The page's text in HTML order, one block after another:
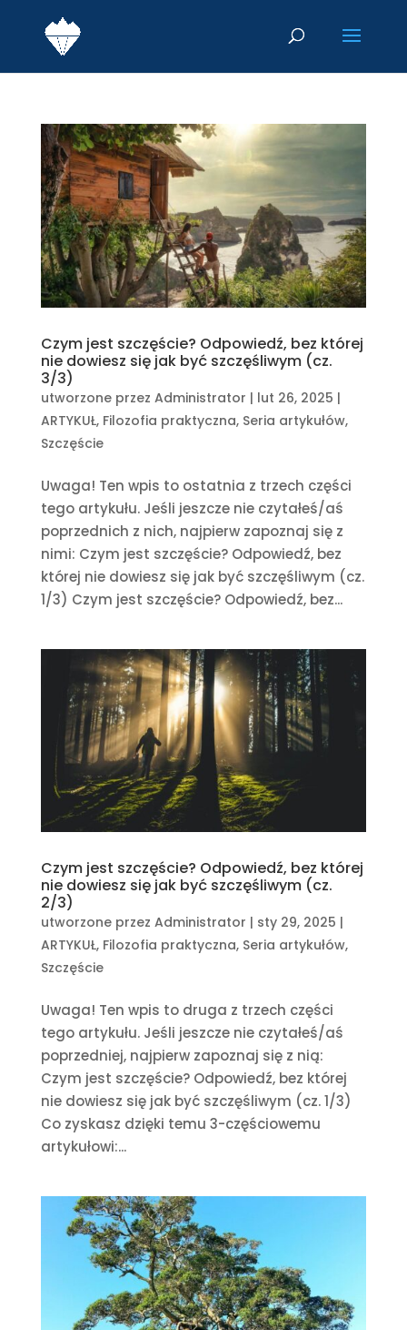
Czym jest szczęście? Odpowiedź, bez której
nie dowiesz się jak być szczęśliwym (cz.
3/3)
utworzone przez Administrator | lut 26, 2025 |
ARTYKUŁ, Filozofia praktyczna, Seria artykułów,
Szczęście
Uwaga! Ten wpis to ostatnia z trzech części
tego artykułu. Jeśli jeszcze nie czytałeś/aś
poprzednich z nich, najpierw zapoznaj się z
nimi: Czym jest szczęście? Odpowiedź, bez
której nie dowiesz się jak być szczęśliwym (cz.
1/3) Czym jest szczęście? Odpowiedź, bez...
Czym jest szczęście? Odpowiedź, bez której
nie dowiesz się jak być szczęśliwym (cz.
2/3)
utworzone przez Administrator | sty 29, 2025 |
ARTYKUŁ, Filozofia praktyczna, Seria artykułów,
Szczęście
Uwaga! Ten wpis to druga z trzech części
tego artykułu. Jeśli jeszcze nie czytałeś/aś
poprzedniej, najpierw zapoznaj się z nią:
Czym jest szczęście? Odpowiedź, bez której
nie dowiesz się jak być szczęśliwym (cz. 1/3)
Co zyskasz dzięki temu 3-częściowemu
artykułowi:...